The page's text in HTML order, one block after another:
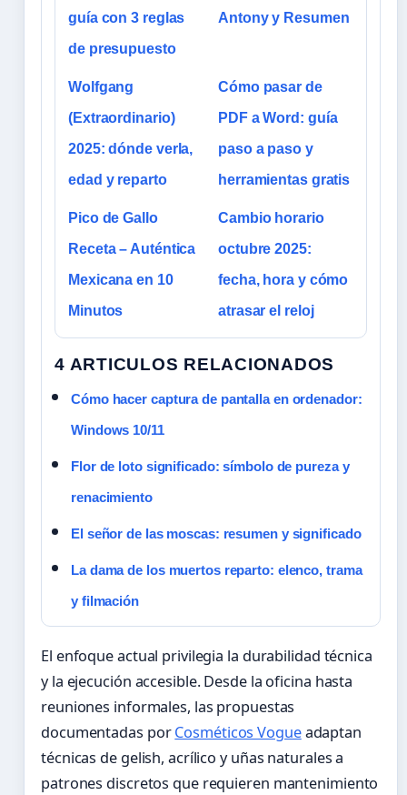
guía con 3 reglas
de presupuesto
Antony y Resumen
Wolfgang
(Extraordinario)
2025: dónde verla,
edad y reparto
Cómo pasar de
PDF a Word: guía
paso a paso y
herramientas gratis
Pico de Gallo
Receta – Auténtica
Mexicana en 10
Minutos
Cambio horario
octubre 2025:
fecha, hora y cómo
atrasar el reloj
4 ARTICULOS RELACIONADOS
Cómo hacer captura de pantalla en ordenador:
Windows 10/11
Flor de loto significado: símbolo de pureza y
renacimiento
El señor de las moscas: resumen y significado
La dama de los muertos reparto: elenco, trama
y filmación
El enfoque actual privilegia la durabilidad técnica
y la ejecución accesible. Desde la oficina hasta
reuniones informales, las propuestas
documentadas porCosméticos Vogueadaptan
técnicas de gelish, acrílico y uñas naturales a
patrones discretos que requieren mantenimiento